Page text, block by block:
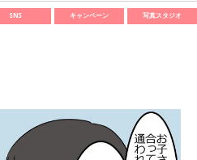
SNS キャンペーン 写真スタジオ